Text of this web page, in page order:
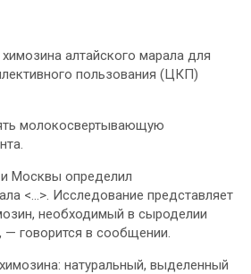
алтайского марала для
пользования (ЦКП)
молокосвертывающую
Москвы определил
<…>. Исследование представляет
необходимый в сыроделии
— говорится в сообщении.
натуральный, выделенный